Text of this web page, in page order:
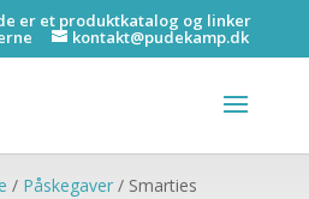
er et produktkatalog og linker
kontakt@pudekamp.dk
/ Påskegaver/ Smarties